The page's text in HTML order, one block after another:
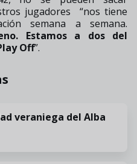
jugadores
“nos tiene
semana a semana.
Estamos a dos del
Off”.
veraniega del Alba